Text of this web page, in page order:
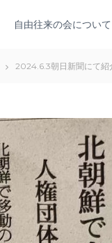
自由往来の会について
2024.6.3朝日新聞にて紹